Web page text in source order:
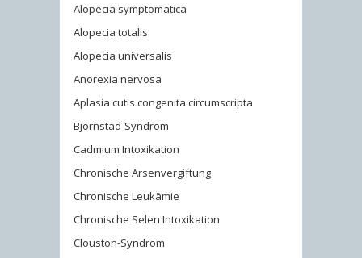
Alopecia symptomatica
Alopecia totalis
Alopecia universalis
Anorexia nervosa
Aplasia cutis congenita circumscripta
Björnstad-Syndrom
Cadmium Intoxikation
Chronische Arsenvergiftung
Chronische Leukämie
Chronische Selen Intoxikation
Clouston-Syndrom